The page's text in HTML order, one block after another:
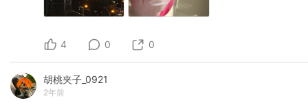
4 0 0
胡桃夹子_0921
2年前